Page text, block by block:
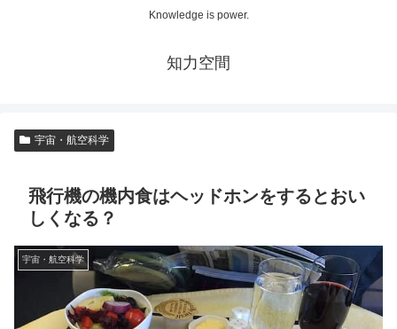
Knowledge is power.
知力空間
宇宙・航空科学
飛行機の機内食はヘッドホンをするとおい
しくなる？
宇宙・航空科学